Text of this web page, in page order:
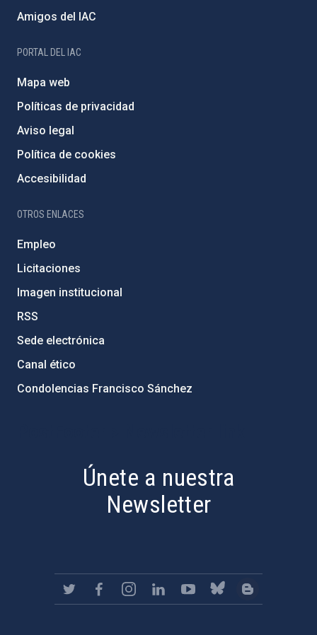
Amigos del IAC
PORTAL DEL IAC
Mapa web
Políticas de privacidad
Aviso legal
Política de cookies
Accesibilidad
OTROS ENLACES
Empleo
Licitaciones
Imagen institucional
RSS
Sede electrónica
Canal ético
Condolencias Francisco Sánchez
Únete a nuestra
Newsletter